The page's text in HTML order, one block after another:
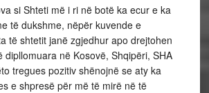
si Shteti më i ri në botë ka ecur e ka
të dukshme, nëpër kuvende e
të shtetit janë zgjedhur apo drejtohen
dipllomuara në Kosovë, Shqipëri, SHA
tregues pozitiv shënojnë se aty ka
e shpresë për më të mirë në të